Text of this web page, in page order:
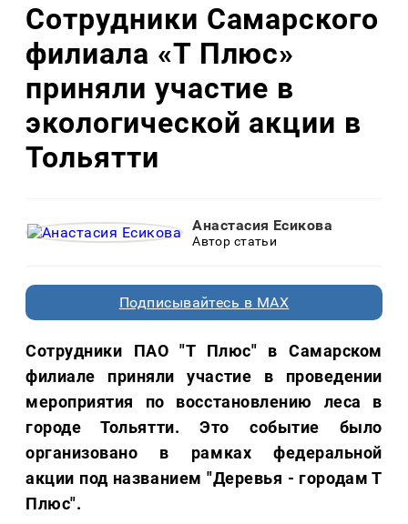
Сотрудники Самарского
филиала «Т Плюс»
приняли участие в
экологической акции в
Тольятти
Анастасия Есикова
Автор статьи
Подписывайтесь в MAX
Сотрудники ПАО "Т Плюс" в Самарском
филиале приняли участие в проведении
мероприятия по восстановлению леса в
городе Тольятти. Это событие было
организовано в рамках федеральной
акции под названием "Деревья - городам Т
Плюс".